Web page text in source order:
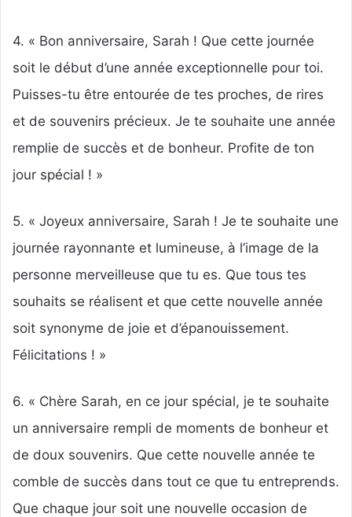
4. « Bon anniversaire, Sarah ! Que cette journée
soit le début d’une année exceptionnelle pour toi.
Puisses-tu être entourée de tes proches, de rires
et de souvenirs précieux. Je te souhaite une année
remplie de succès et de bonheur. Profite de ton
jour spécial ! »
5. « Joyeux anniversaire, Sarah ! Je te souhaite une
journée rayonnante et lumineuse, à l’image de la
personne merveilleuse que tu es. Que tous tes
souhaits se réalisent et que cette nouvelle année
soit synonyme de joie et d’épanouissement.
Félicitations ! »
6. « Chère Sarah, en ce jour spécial, je te souhaite
un anniversaire rempli de moments de bonheur et
de doux souvenirs. Que cette nouvelle année te
comble de succès dans tout ce que tu entreprends.
Que chaque jour soit une nouvelle occasion de